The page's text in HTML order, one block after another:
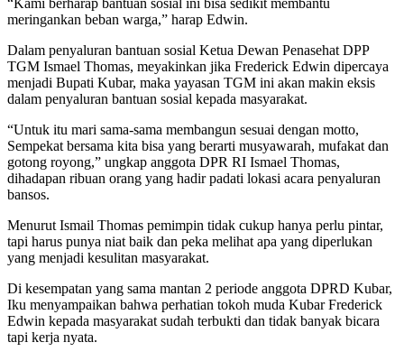
“Kami berharap bantuan sosial ini bisa sedikit membantu
meringankan beban warga,” harap Edwin.
Dalam penyaluran bantuan sosial Ketua Dewan Penasehat DPP
TGM Ismael Thomas, meyakinkan jika Frederick Edwin dipercaya
menjadi Bupati Kubar, maka yayasan TGM ini akan makin eksis
dalam penyaluran bantuan sosial kepada masyarakat.
“Untuk itu mari sama-sama membangun sesuai dengan motto,
Sempekat bersama kita bisa yang berarti musyawarah, mufakat dan
gotong royong,” ungkap anggota DPR RI Ismael Thomas,
dihadapan ribuan orang yang hadir padati lokasi acara penyaluran
bansos.
Menurut Ismail Thomas pemimpin tidak cukup hanya perlu pintar,
tapi harus punya niat baik dan peka melihat apa yang diperlukan
yang menjadi kesulitan masyarakat.
Di kesempatan yang sama mantan 2 periode anggota DPRD Kubar,
Iku menyampaikan bahwa perhatian tokoh muda Kubar Frederick
Edwin kepada masyarakat sudah terbukti dan tidak banyak bicara
tapi kerja nyata.